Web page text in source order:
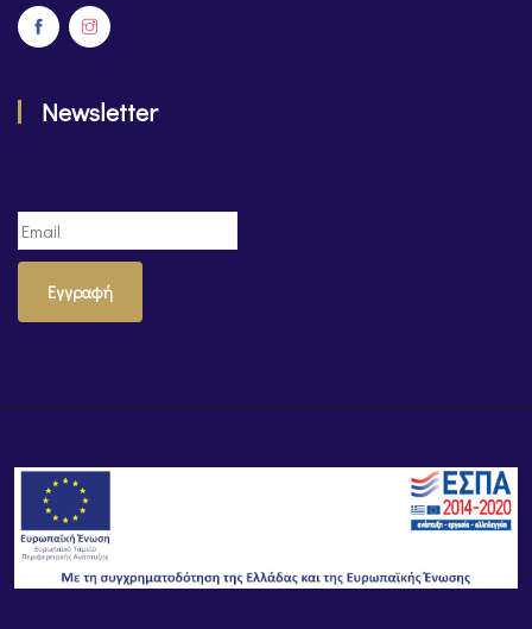
Newsletter
Εγγραφή